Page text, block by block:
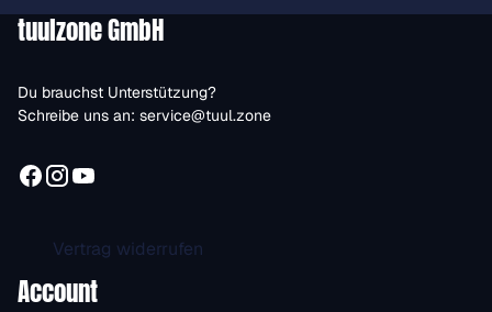
tuulzone GmbH
Du brauchst Unterstützung?
Schreibe uns an: service@tuul.zone
Vertrag widerrufen
Account